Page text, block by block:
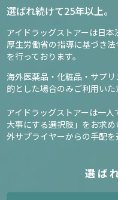
選ばれ続けて25年以上。
アイドラッグストアーは日本
厚生労働省の指導に基づき法
を行っております。
海外医薬品・化粧品・サプリ
的とした場合のみご利用いた
アイドラッグストアーは一
大事にする選択肢」をお求め
外サプライヤーからの手配を
選ば